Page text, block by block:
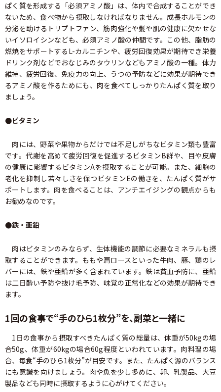
ぱく質を形成する「必須アミノ酸」は、体内で合成することができ
ないため、食べ物から摂取しなければなりません。成長ホルモンの
分泌を助けるトリプトファン、筋肉強化や髪や肌の健康に欠かせな
いイソロイシンなども、必須アミノ酸の仲間です。この他、脂肪の
燃焼をサポートするL-カルニチンや、疲労回復効果が期待でき栄養
ドリンク剤などでおなじみのタウリンなどもアミノ酸の一種。体力
維持、疲労回復、免疫力の向上、うつの予防などに効果が期待でき
るアミノ酸を作るためにも、肉を食べてしっかりたんぱく質を取り
ましょう。
●ビタミン
肉には、野菜や果物からだけでは不足しがちなビタミン類も豊富
です。代謝を高めて疲労回復を促進するビタミンB群や、目や皮膚
の健康に影響するビタミンAを摂取することが可能。また、細胞の
老化を抑制し若々しさを保つビタミンEの働きを、たんぱく質がサ
ポートします。肉を食べることは、アンチエイジングの観点からも
お勧めなのです。
●鉄・亜鉛
肉はビタミンのみならず、生体機能の調節に必要なミネラルも摂
取することができます。ももや肩ロースといった牛肉、豚、鶏のレ
バーには、鉄や亜鉛が多く含まれています。鉄は貧血予防に、亜鉛
は二日酔い予防や抜け毛予防、味覚の正常化などの効果が期待でき
ます。
1回の食事で“手のひら1枚分”を、副菜と一緒に
1日の食事から摂取すべきたんぱく質の総量は、体重が50kgの場
合50g、体重が60kgの場合60g程度といわれています。肉料理の場
合、毎食“手のひら1枚分”が目安です。また、たんぱく源のバランス
にも意識を向けましょう。肉や魚を少し多めに、卵、乳製品、大豆
製品なども同時に摂取するように心がけてください。